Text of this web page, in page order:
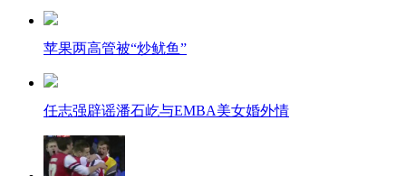
苹果两高管被“炒鱿鱼”
任志强辟谣潘石屹与EMBA美女婚外情